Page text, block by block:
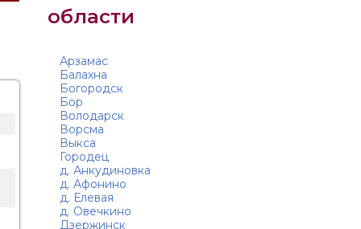
области
Арзамас
Балахна
Богородск
Бор
Володарск
Ворсма
Выкса
Городец
д. Анкудиновка
д. Афонино
д. Елевая
д. Овечкино
Дзержинск